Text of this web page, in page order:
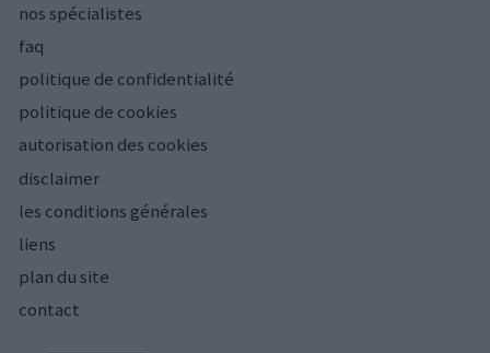
nos spécialistes
faq
politique de confidentialité
politique de cookies
autorisation des cookies
disclaimer
les conditions générales
liens
plan du site
contact